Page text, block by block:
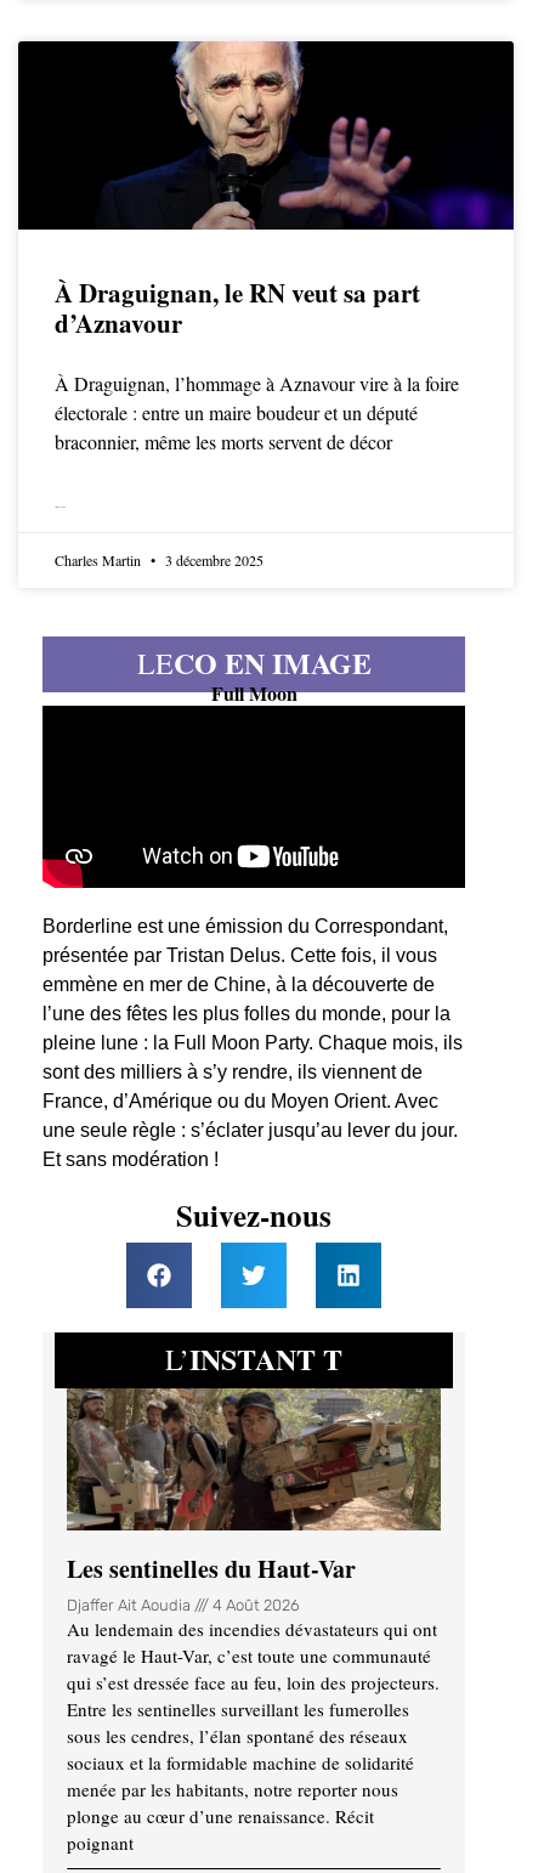
À Draguignan, le RN veut sa part
d’Aznavour
À Draguignan, l’hommage à Aznavour vire à la foire
électorale : entre un maire boudeur et un député
braconnier, même les morts servent de décor
Charles Martin 3 décembre 2025
LECO EN IMAGE
Full Moon
Borderline est une émission du Correspondant,
présentée par Tristan Delus. Cette fois, il vous
emmène en mer de Chine, à la découverte de
l’une des fêtes les plus folles du monde, pour la
pleine lune : la Full Moon Party. Chaque mois, ils
sont des milliers à s’y rendre, ils viennent de
France, d’Amérique ou du Moyen Orient. Avec
une seule règle : s’éclater jusqu’au lever du jour.
Et sans modération !
Suivez-nous
L’INSTANT T
Les sentinelles du Haut-Var
Djaffer Ait Aoudia 4 Août 2026
Au lendemain des incendies dévastateurs qui ont
ravagé le Haut-Var, c’est toute une communauté
qui s’est dressée face au feu, loin des projecteurs.
Entre les sentinelles surveillant les fumerolles
sous les cendres, l’élan spontané des réseaux
sociaux et la formidable machine de solidarité
menée par les habitants, notre reporter nous
plonge au cœur d’une renaissance. Récit
poignant